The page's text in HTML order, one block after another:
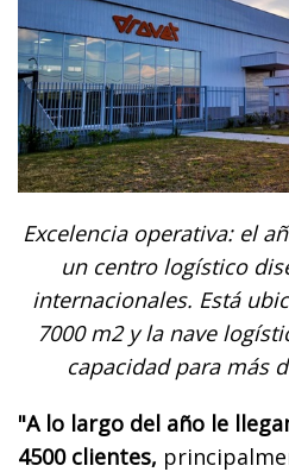
Excelencia operativa: el
un centro logístico
internacionales. Está
7000 m2 y la nave
capacidad para más
"A lo largo del año le
4500 clientes,